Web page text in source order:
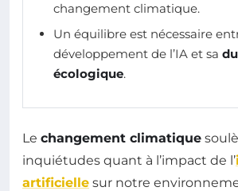
changement climatique.
Un équilibre est nécessaire
développement de l’IA et sa
écologique.
Le changement climatique
inquiétudes quant à l’impact de l’
artificielle sur notre